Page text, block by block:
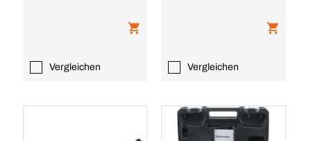
Vergleichen Vergleichen